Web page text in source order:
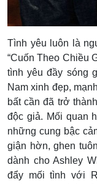
Tình yêu luôn là
“Cuốn Theo Chiều
tình yêu đầy sóng
Nam xinh đẹp,
bất cần đã trở
độc giả. Mối quan
những cung bậc
giận hờn, ghen
dành cho Ashley
đẩy mối tình với